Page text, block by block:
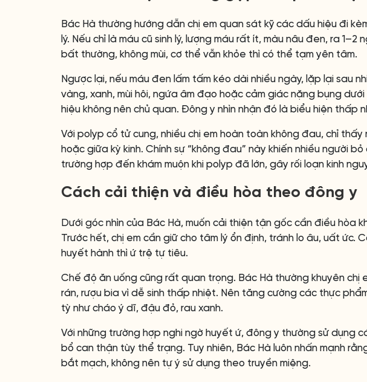
Bác Hà thường hướng dẫn chị em quan sát kỹ các dấu hiệu đi
lý. Nếu chỉ là máu cũ sinh lý, lượng máu rất ít, màu nâu đen, ra 1–2
bất thường, không mùi, cơ thể vẫn khỏe thì có thể tạm yên tâm.
Ngược lại, nếu máu đen lấm tấm kéo dài nhiều ngày, lặp lại sau
vàng, xanh, mùi hôi, ngứa âm đạo hoặc cảm giác nặng bụng
hiệu không nên chủ quan. Đông y nhìn nhận đó là biểu hiện thấp
Với polyp cổ tử cung, nhiều chị em hoàn toàn không đau, chỉ
hoặc giữa kỳ kinh. Chính sự “không đau” này khiến nhiều người
trường hợp đến khám muộn khi polyp đã lớn, gây rối loạn kinh
Cách cải thiện và điều hòa theo đông y
Dưới góc nhìn của Bác Hà, muốn cải thiện tận gốc cần điều hòa
Trước hết, chị em cần giữ cho tâm lý ổn định, tránh lo âu, uất ức.
huyết hành thì ứ trệ tự tiêu.
Chế độ ăn uống cũng rất quan trọng. Bác Hà thường khuyên chị
rán, rượu bia vì dễ sinh thấp nhiệt. Nên tăng cường các thực
tỳ như cháo ý dĩ, đậu đỏ, rau xanh.
Với những trường hợp nghi ngờ huyết ứ, đông y thường sử dụng
bổ can thận tùy thể trạng. Tuy nhiên, Bác Hà luôn nhấn mạnh
bắt mạch, không nên tự ý sử dụng theo truyền miệng.